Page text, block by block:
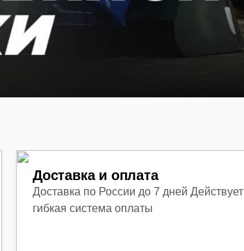
Доставка и оплата
Доставка по России до 7 дней Действует
гибкая система оплаты